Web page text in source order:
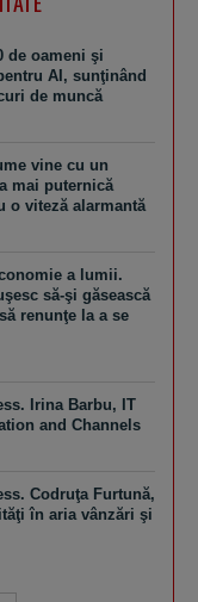
de oameni şi
AI, sunţinând
de muncă
vine cu un
mai puternică
o viteză alarmantă
a lumii.
să-şi găsească
renunţe la a se
Irina Barbu, IT
and Channels
Codruţa Furtună,
în aria vânzări şi